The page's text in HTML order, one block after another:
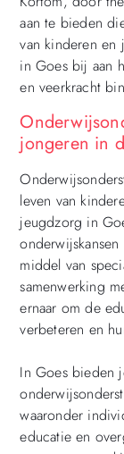
aan te bieden
van kinderen en
in Goes bij aan
en veerkracht
jongeren in
leven van
jeugdzorg in
middel van
samenwerking
ernaar om de
verbeteren en
In Goes bieden
waaronder
educatie en